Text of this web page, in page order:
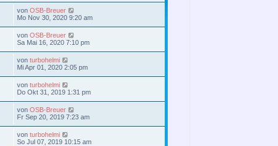
von OSB-Breuer
Mo Nov 30, 2020 9:20 am
von OSB-Breuer
Sa Mai 16, 2020 7:10 pm
von turbohelmi
Mi Apr 01, 2020 2:05 pm
von turbohelmi
Do Okt 31, 2019 1:31 pm
von OSB-Breuer
Fr Sep 20, 2019 7:23 am
von turbohelmi
So Jul 07, 2019 10:15 am